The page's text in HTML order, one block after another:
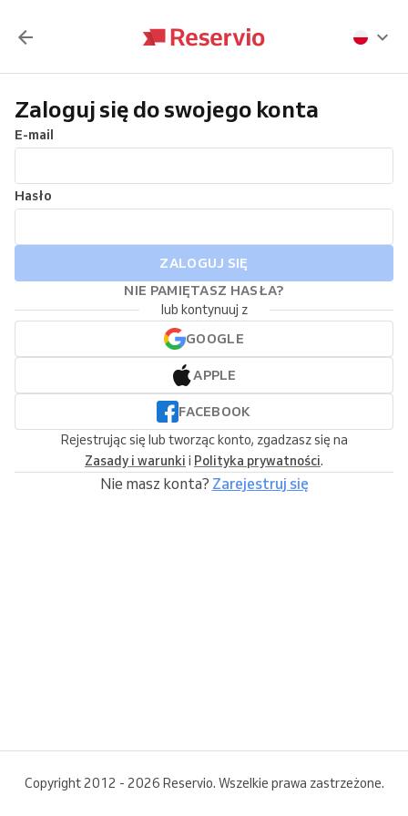
Zaloguj się do swojego konta
E-mail
Hasło
ZALOGUJ SIĘ
NIE PAMIĘTASZ HASŁA?
lub kontynuuj z
GOOGLE
APPLE
FACEBOOK
Rejestrując się lub tworząc konto, zgadzasz się na
Zasady i warunki i Polityka prywatności.
Nie masz konta? Zarejestruj się
Copyright 2012 - 2026 Reservio. Wszelkie prawa zastrzeżone.